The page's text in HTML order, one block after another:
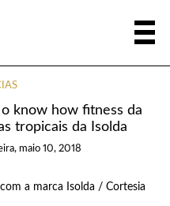
know how fitness da
tropicais da Isolda
maio 10, 2018